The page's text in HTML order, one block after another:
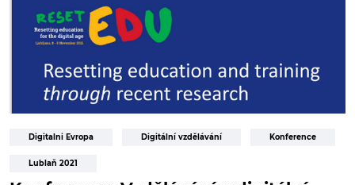
Digitalni Evropa Digitální vzdělávání Konference
Lublaň 2021